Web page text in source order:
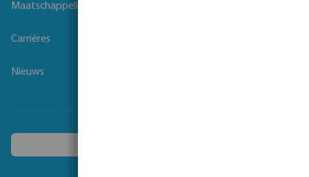
Maatschappelijk verantwoord ondernemen
Carrières
Nieuws